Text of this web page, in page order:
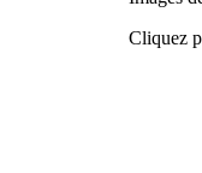
Cliquez